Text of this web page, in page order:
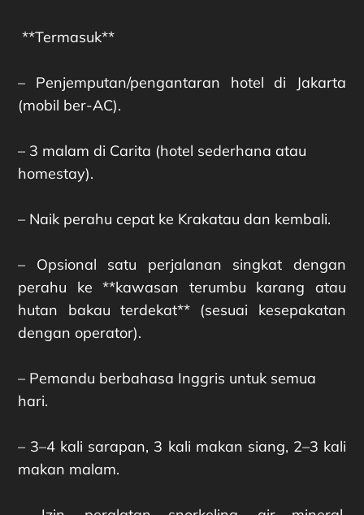
**Termasuk**
– Penjemputan/pengantaran hotel di Jakarta
(mobil ber-AC).
– 3 malam di Carita (hotel sederhana atau
homestay).
– Naik perahu cepat ke Krakatau dan kembali.
– Opsional satu perjalanan singkat dengan
perahu ke **kawasan terumbu karang atau
hutan bakau terdekat** (sesuai kesepakatan
dengan operator).
– Pemandu berbahasa Inggris untuk semua
hari.
– 3–4 kali sarapan, 3 kali makan siang, 2–3 kali
makan malam.